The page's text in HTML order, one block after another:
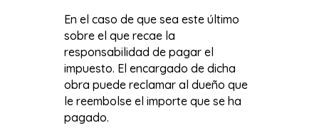
En el caso de que sea este último
sobre el que recae la
responsabilidad de pagar el
impuesto. El encargado de dicha
obra puede reclamar al dueño que
le reembolse el importe que se ha
pagado.